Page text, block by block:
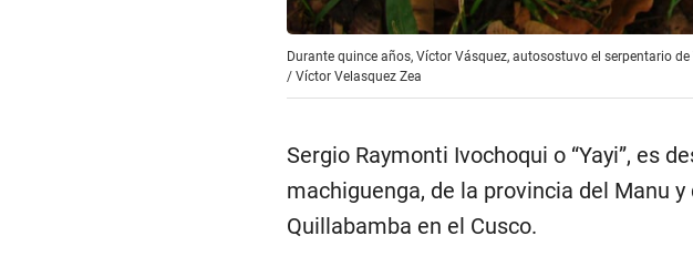
Durante quince años, Víctor Vásquez, autosostuvo el serpentario
/ Víctor Velasquez Zea
Sergio Raymonti Ivochoqui o “Yayi”, es
machiguenga, de la provincia del Manu
Quillabamba en el Cusco.